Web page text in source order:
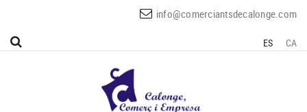
info@comerciantsdecalonge.com
ES CA